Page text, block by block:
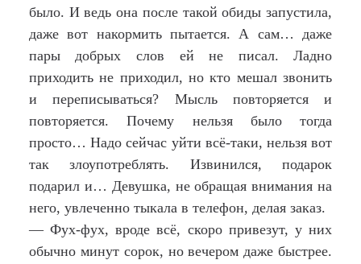
было. И ведь она после такой обиды запустила,
даже вот накормить пытается. А сам… даже
пары добрых слов ей не писал. Ладно
приходить не приходил, но кто мешал звонить
и переписываться? Мысль повторяется и
повторяется. Почему нельзя было тогда
просто… Надо сейчас уйти всё-таки, нельзя вот
так злоупотреблять. Извинился, подарок
подарил и… Девушка, не обращая внимания на
него, увлеченно тыкала в телефон, делая заказ.
— Фух-фух, вроде всё, скоро привезут, у них
обычно минут сорок, но вечером даже быстрее.